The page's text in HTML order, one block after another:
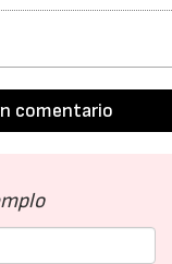
comentario